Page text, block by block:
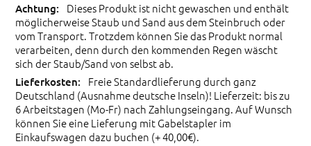
Dieses Produkt ist nicht gewaschen und enthält
möglicherweise Staub und Sand aus dem Steinbruch oder
vom Transport. Trotzdem können Sie das Produkt normal
verarbeiten, denn durch den kommenden Regen wäscht
sich der Staub/Sand von selbst ab.
Freie Standardlieferung durch ganz
Deutschland (Ausnahme deutsche Inseln)! Lieferzeit: bis zu
6 Arbeitstagen (Mo-Fr) nach Zahlungseingang. Auf Wunsch
können Sie eine Lieferung mit Gabelstapler im
Einkaufswagen dazu buchen (+ 40,00€).